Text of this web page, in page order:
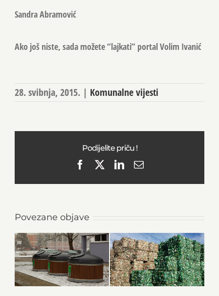
Sandra Abramović
Ako još niste, sada možete “lajkati” portal Volim Ivanić
28. svibnja, 2015. | Komunalne vijesti
Podijelite priču !
FacebookLinkedIn
Email
Povezane objave